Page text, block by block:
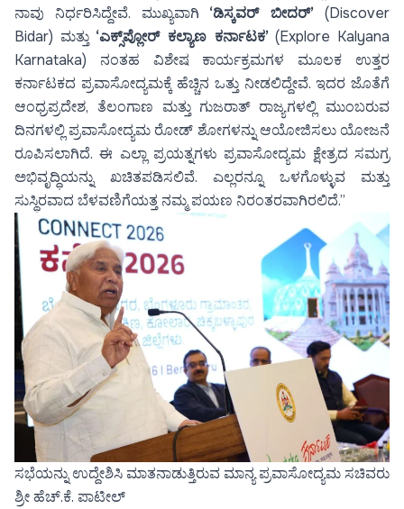
ನಾವು ನಿರ್ಧರಿಸಿದ್ದೇವೆ. ಮುಖ್ಯವಾಗಿ ‘ಡಿಸ್ಕವರ್ ಬೀದರ್’ (Discover
Bidar) ಮತ್ತು ‘ಎಕ್ಸ್‌ಪ್ಲೋರ್ ಕಲ್ಯಾಣ ಕರ್ನಾಟಕ’(Explore Kalyana
Karnataka) ನಂತಹ ವಿಶೇಷ ಕಾರ್ಯಕ್ರಮಗಳ ಮೂಲಕ ಉತ್ತರ
ಕರ್ನಾಟಕದ ಪ್ರವಾಸೋದ್ಯಮಕ್ಕೆ ಹೆಚ್ಚಿನ ಒತ್ತು ನೀಡಲಿದ್ದೇವೆ. ಇದರ ಜೊತೆಗೆ
ಆಂಧ್ರಪ್ರದೇಶ, ತೆಲಂಗಾಣ ಮತ್ತು ಗುಜರಾತ್ ರಾಜ್ಯಗಳಲ್ಲಿ ಮುಂಬರುವ
ದಿನಗಳಲ್ಲಿ ಪ್ರವಾಸೋದ್ಯಮ ರೋಡ್ ಶೋಗಳನ್ನು ಆಯೋಜಿಸಲು ಯೋಜನೆ
ರೂಪಿಸಲಾಗಿದೆ. ಈ ಎಲ್ಲಾ ಪ್ರಯತ್ನಗಳು ಪ್ರವಾಸೋದ್ಯಮ ಕ್ಷೇತ್ರದ ಸಮಗ್ರ
ಅಭಿವೃದ್ಧಿಯನ್ನು ಖಚಿತಪಡಿಸಲಿವೆ. ಎಲ್ಲರನ್ನೂ ಒಳಗೊಳ್ಳುವ ಮತ್ತು
ಸುಸ್ಥಿರವಾದ ಬೆಳವಣಿಗೆಯತ್ತ ನಮ್ಮ ಪಯಣ ನಿರಂತರವಾಗಿರಲಿದೆ.”
ಸಭೆಯನ್ನು ಉದ್ದೇಶಿಸಿ ಮಾತನಾಡುತ್ತಿರುವ ಮಾನ್ಯ ಪ್ರವಾಸೋದ್ಯಮ ಸಚಿವರು
ಶ್ರೀ ಹೆಚ್.ಕೆ. ಪಾಟೀಲ್